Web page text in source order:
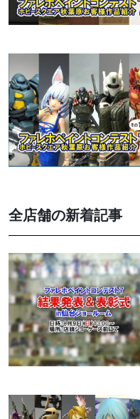
全店舗の新着記事